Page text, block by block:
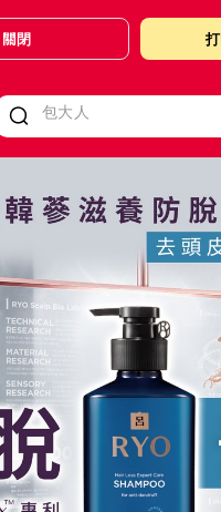
Valid Until 30 June 2026
關閉